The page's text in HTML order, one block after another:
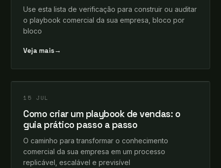
Use esta lista de verificação para construir ou auditar
o playbook comercial da sua empresa, bloco por
bloco
Veja mais→
INSIGHTS
leosomma+
15 JUL
Como criar um playbook de vendas: o
guia prático passo a passo
O caminho para transformar o conhecimento
comercial da sua empresa em um processo
replicável, escalável e previsível